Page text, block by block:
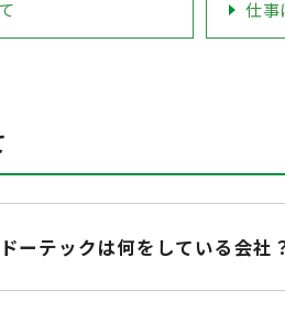
仕事
ーテックは何をしている会社